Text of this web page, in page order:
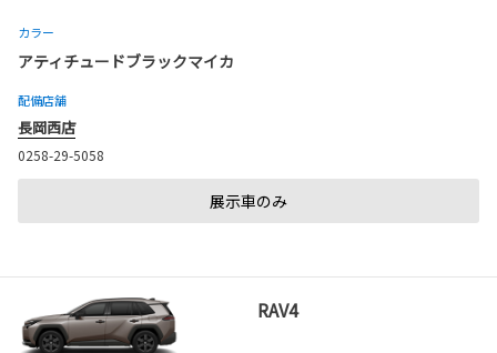
カラー
アティチュードブラックマイカ
配備店舗
長岡西店
0258-29-5058
展示車のみ
RAV4